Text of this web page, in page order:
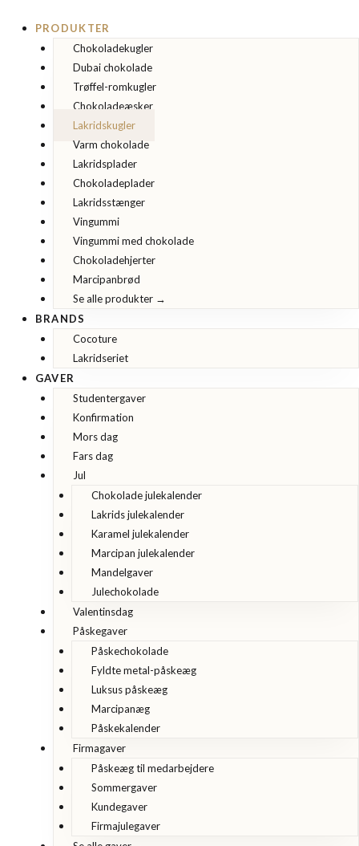
indholdet
PRODUKTER
Chokoladekugler
Dubai chokolade
Trøffel-romkugler
Chokoladeæsker
Lakridskugler
Varm chokolade
Lakridsplader
Chokoladeplader
Lakridsstænger
Vingummi
Vingummi med chokolade
Chokoladehjerter
Marcipanbrød
Se alle produkter →
BRANDS
Cocoture
Lakridseriet
GAVER
Studentergaver
Konfirmation
Mors dag
Fars dag
Jul
Chokolade julekalender
Lakrids julekalender
Karamel julekalender
Marcipan julekalender
Mandelgaver
Julechokolade
Valentinsdag
Påskegaver
Påskechokolade
Fyldte metal-påskeæg
Luksus påskeæg
Marcipanæg
Påskekalender
Firmagaver
Påskeæg til medarbejdere
Sommergaver
Kundegaver
Firmajulegaver